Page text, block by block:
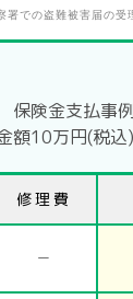
署での盗難被害届の受
保険金支払事例
額10万円(税込
修理費
ー